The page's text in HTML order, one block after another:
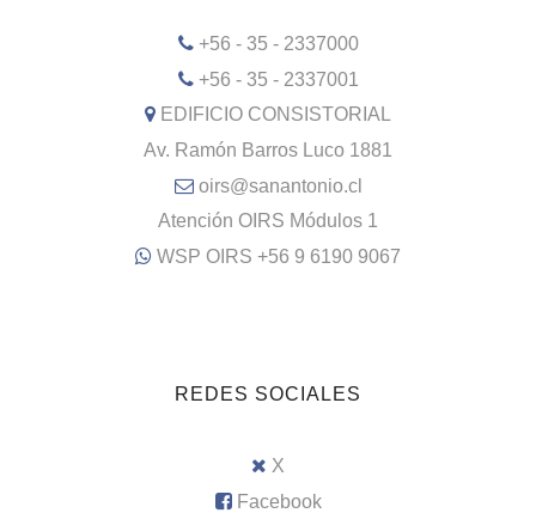
+56 - 35 - 2337000
+56 - 35 - 2337001
EDIFICIO CONSISTORIAL
Av. Ramón Barros Luco 1881
oirs@sanantonio.cl
Atención OIRS Módulos 1
WSP OIRS +56 9 6190 9067
REDES SOCIALES
X
Facebook